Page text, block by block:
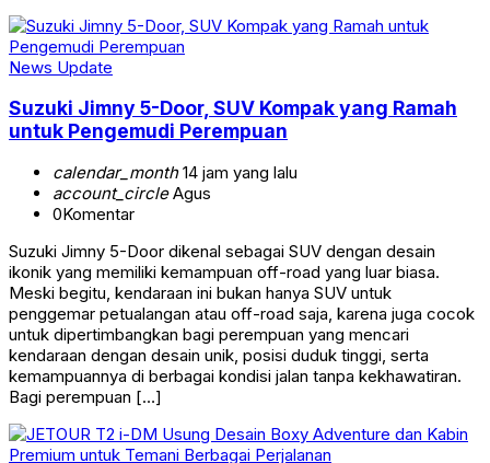
News Update
Suzuki Jimny 5-Door, SUV Kompak yang Ramah
untuk Pengemudi Perempuan
calendar_month14 jam yang lalu
account_circleAgus
0Komentar
Suzuki Jimny 5-Door dikenal sebagai SUV dengan desain
ikonik yang memiliki kemampuan off-road yang luar biasa.
Meski begitu, kendaraan ini bukan hanya SUV untuk
penggemar petualangan atau off-road saja, karena juga cocok
untuk dipertimbangkan bagi perempuan yang mencari
kendaraan dengan desain unik, posisi duduk tinggi, serta
kemampuannya di berbagai kondisi jalan tanpa kekhawatiran.
Bagi perempuan […]